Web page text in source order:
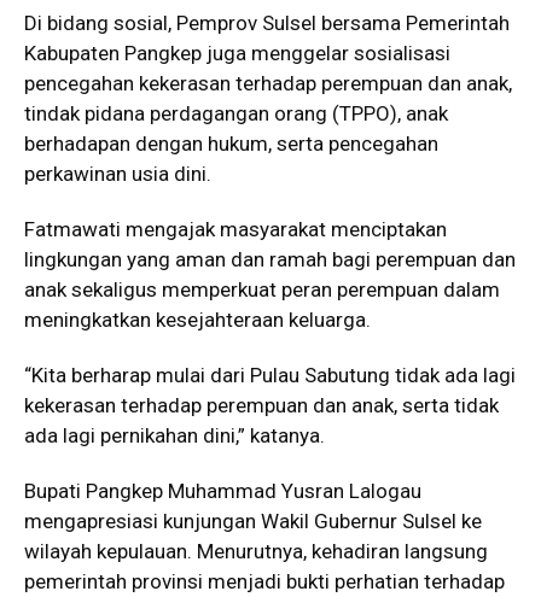
Di bidang sosial, Pemprov Sulsel bersama Pemerintah
Kabupaten Pangkep juga menggelar sosialisasi
pencegahan kekerasan terhadap perempuan dan anak,
tindak pidana perdagangan orang (TPPO), anak
berhadapan dengan hukum, serta pencegahan
perkawinan usia dini.
Fatmawati mengajak masyarakat menciptakan
lingkungan yang aman dan ramah bagi perempuan dan
anak sekaligus memperkuat peran perempuan dalam
meningkatkan kesejahteraan keluarga.
“Kita berharap mulai dari Pulau Sabutung tidak ada lagi
kekerasan terhadap perempuan dan anak, serta tidak
ada lagi pernikahan dini,” katanya.
Bupati Pangkep Muhammad Yusran Lalogau
mengapresiasi kunjungan Wakil Gubernur Sulsel ke
wilayah kepulauan. Menurutnya, kehadiran langsung
pemerintah provinsi menjadi bukti perhatian terhadap